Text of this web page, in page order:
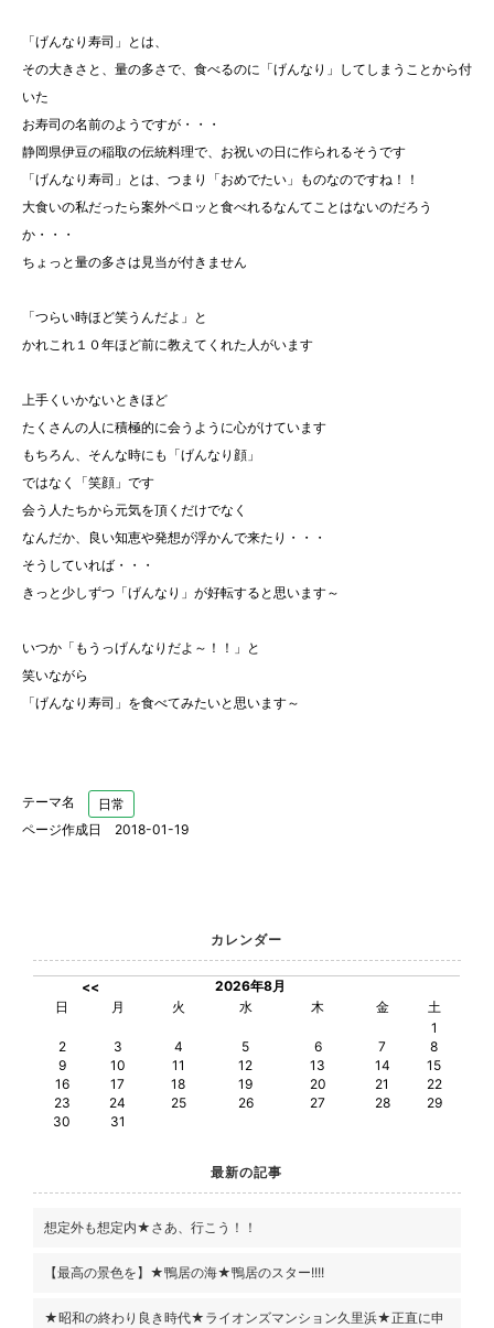
「げんなり寿司」とは、
その大きさと、量の多さで、食べるのに「げんなり」してしまうことから付
いた
お寿司の名前のようですが・・・
静岡県伊豆の稲取の伝統料理で、お祝いの日に作られるそうです
「げんなり寿司」とは、つまり「おめでたい」ものなのですね！！
大食いの私だったら案外ペロッと食べれるなんてことはないのだろう
か・・・
ちょっと量の多さは見当が付きません
「つらい時ほど笑うんだよ」と
かれこれ１０年ほど前に教えてくれた人がいます
上手くいかないときほど
たくさんの人に積極的に会うように心がけています
もちろん、そんな時にも「げんなり顔」
ではなく「笑顔」です
会う人たちから元気を頂くだけでなく
なんだか、良い知恵や発想が浮かんで来たり・・・
そうしていれば・・・
きっと少しずつ「げんなり」が好転すると思います～
いつか「もうっげんなりだよ～！！」と
笑いながら
「げんなり寿司」を食べてみたいと思います～
テーマ名
日常
ページ作成日 2018-01-19
カレンダー
<<
2026年8月
日
月 火 水 木 金
土
1
2
3 4 5 6 7
8
9
10 11 12 13 14
15
16
17 18 19 20 21
22
23
24 25 26 27 28
29
30
31
最新の記事
想定外も想定内★さあ、行こう！！
【最高の景色を】★鴨居の海★鴨居のスター!!!!
★昭和の終わり良き時代★ライオンズマンション久里浜★正直に申